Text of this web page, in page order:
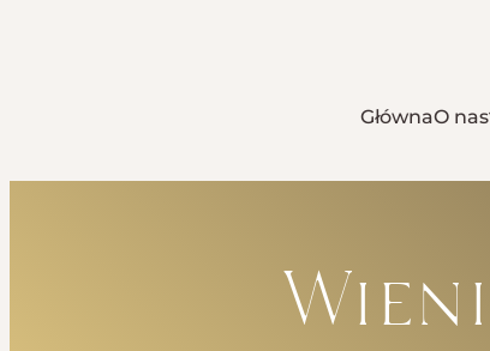
GłównaO nas